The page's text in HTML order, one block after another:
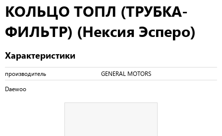
КОЛЬЦО ТОПЛ (ТРУБКА-
ФИЛЬТР) (Нексия Эсперо)
Характеристики
производитель GENERAL MOTORS
Daewoo